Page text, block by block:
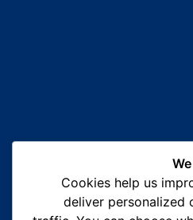
Cookies help us
deliver personalized